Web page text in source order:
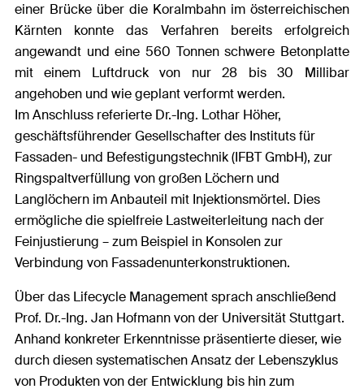
einer Brücke über die Koralmbahn im österreichischen
Kärnten konnte das Verfahren bereits erfolgreich
angewandt und eine 560 Tonnen schwere Betonplatte
mit einem Luftdruck von nur 28 bis 30 Millibar
angehoben und wie geplant verformt werden.
Im Anschluss referierte Dr.-Ing. Lothar Höher,
geschäftsführender Gesellschafter des Instituts für
Fassaden- und Befestigungstechnik (IFBT GmbH), zur
Ringspaltverfüllung von großen Löchern und
Langlöchern im Anbauteil mit Injektionsmörtel. Dies
ermögliche die spielfreie Lastweiterleitung nach der
Feinjustierung – zum Beispiel in Konsolen zur
Verbindung von Fassadenunterkonstruktionen.
Über das Lifecycle Management sprach anschließend
Prof. Dr.-Ing. Jan Hofmann von der Universität Stuttgart.
Anhand konkreter Erkenntnisse präsentierte dieser, wie
durch diesen systematischen Ansatz der Lebenszyklus
von Produkten von der Entwicklung bis hin zum